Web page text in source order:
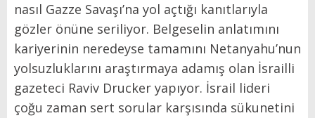
nasıl Gazze Savaşı’na yol açtığı kanıtlarıyla
gözler önüne seriliyor. Belgeselin anlatımını
kariyerinin neredeyse tamamını Netanyahu’nun
yolsuzluklarını araştırmaya adamış olan İsrailli
gazeteci Raviv Drucker yapıyor. İsrail lideri
çoğu zaman sert sorular karşısında sükunetini